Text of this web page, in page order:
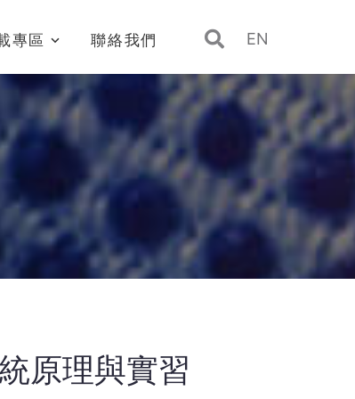
專區 聯絡我們 EN
原理與實習